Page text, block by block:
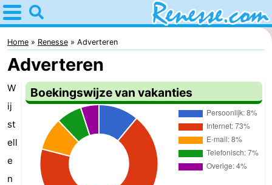
Home
Renesse
Tips
Voor
kinderen
Overnachten
Appartementen
-
Home Renesse Adverteren
Adverteren
Boekingswijze van vakanties
W
ij
st
ell
e
n